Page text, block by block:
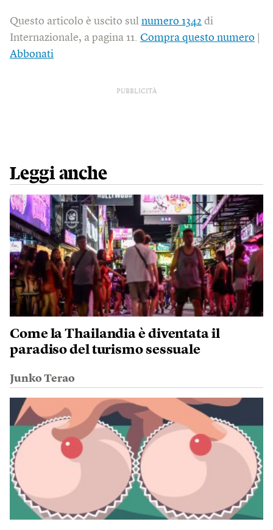
Questo articolo è uscito sul numero 1342 di
Internazionale, a pagina 11. Compra questo numero
Abbonati
PUBBLICITÀ
Leggi anche
Come la Thailandia è diventata il
paradiso del turismo sessuale
Junko Terao